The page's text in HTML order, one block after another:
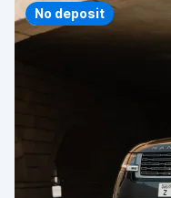
Priority
No deposit